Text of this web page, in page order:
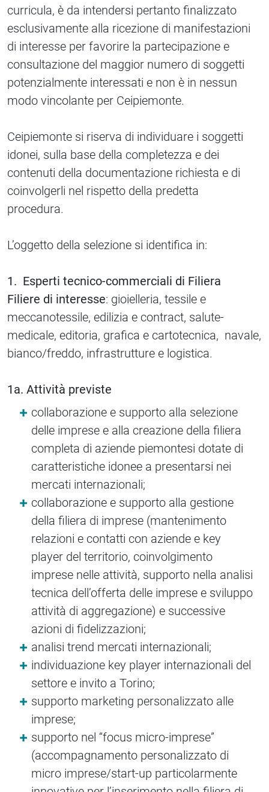
curricula, è da intendersi pertanto finalizzato
esclusivamente alla ricezione di manifestazioni
di interesse per favorire la partecipazione e
consultazione del maggior numero di soggetti
potenzialmente interessati e non è in nessun
modo vincolante per Ceipiemonte.
Ceipiemonte si riserva di individuare i soggetti
idonei, sulla base della completezza e dei
contenuti della documentazione richiesta e di
coinvolgerli nel rispetto della predetta
procedura.
L’oggetto della selezione si identifica in:
1. Esperti tecnico-commerciali di Filiera
Filiere di interesse: gioielleria, tessile e
meccanotessile, edilizia e contract, salute-
medicale, editoria, grafica e cartotecnica, navale,
bianco/freddo, infrastrutture e logistica.
1a. Attività previste
collaborazione e supporto alla selezione
delle imprese e alla creazione della filiera
completa di aziende piemontesi dotate di
caratteristiche idonee a presentarsi nei
mercati internazionali;
collaborazione e supporto alla gestione
della filiera di imprese (mantenimento
relazioni e contatti con aziende e key
player del territorio, coinvolgimento
imprese nelle attività, supporto nella analisi
tecnica dell’offerta delle imprese e sviluppo
attività di aggregazione) e successive
azioni di fidelizzazioni;
analisi trend mercati internazionali;
individuazione key player internazionali del
settore e invito a Torino;
supporto marketing personalizzato alle
imprese;
supporto nel “focus micro-imprese”
(accompagnamento personalizzato di
micro imprese/start-up particolarmente